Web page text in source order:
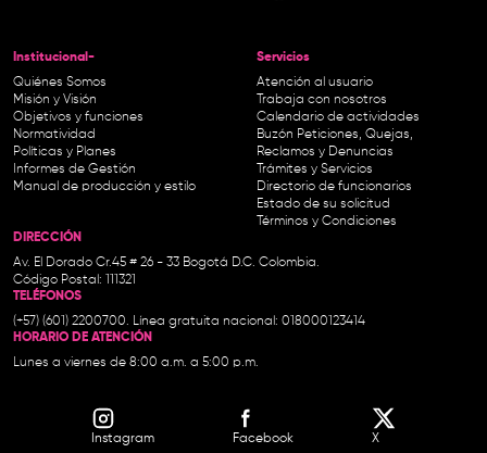
Institucional-
Quiénes Somos
Misión y Visión
Objetivos y funciones
Normatividad
Políticas y Planes
Informes de Gestión
Manual de producción y estilo
Servicios
Atención al usuario
Trabaja con nosotros
Calendario de actividades
Buzón Peticiones, Quejas,
Reclamos y Denuncias
Trámites y Servicios
Directorio de funcionarios
Estado de su solicitud
Términos y Condiciones
DIRECCIÓN
Av. El Dorado Cr.45 # 26 - 33 Bogotá D.C. Colombia.
Código Postal: 111321
TELÉFONOS
(+57) (601) 2200700. Línea gratuita nacional: 018000123414
HORARIO DE ATENCIÓN
Lunes a viernes de 8:00 a.m. a 5:00 p.m.
Instagram Facebook X